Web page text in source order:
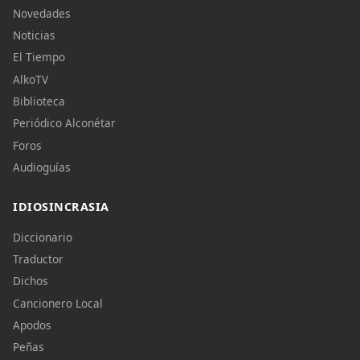
Novedades
Noticias
El Tiempo
AlkoTV
Biblioteca
Periódico Alconétar
Foros
Audioguías
IDIOSINCRASIA
Diccionario
Traductor
Dichos
Cancionero Local
Apodos
Peñas